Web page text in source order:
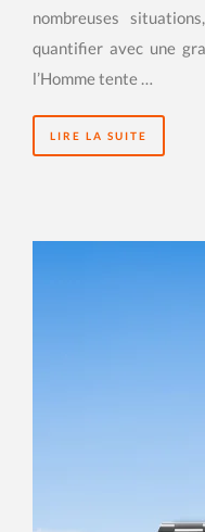
nombreuses
quantifier avec une
l’Homme tente …
LIRE LA SUITE